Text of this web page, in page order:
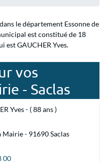
le département Essonne de
est constitué de 18
est GAUCHER Yves.
vos
- Saclas
Yves - ( 88 ans )
Mairie - 91690 Saclas
00